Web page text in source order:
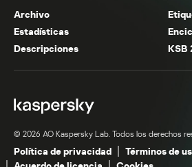
Archivo
Estadísticas
Descripciones
KSB
© 2026 AO Kaspersky Lab. Todos los derechos
Política de privacidad
Términos de